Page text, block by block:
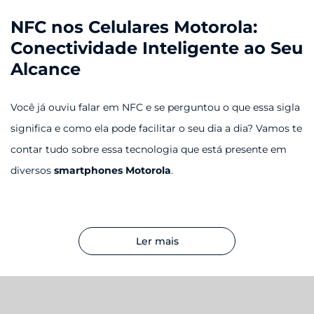
NFC nos Celulares Motorola:
Conectividade Inteligente ao Seu
Alcance
Você já ouviu falar em NFC e se perguntou o que essa sigla
significa e como ela pode facilitar o seu dia a dia? Vamos te
contar tudo sobre essa tecnologia que está presente em
diversos smartphones Motorola.
NFC, ou Near Field Communication (Comunicação por
Campo de Proximidade), é uma tecnologia de
comunicação sem fio de curto alcance. Isso significa que
Ler mais